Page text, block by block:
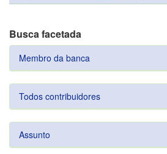
Busca facetada
Membro da banca
Todos contribuidores
Assunto